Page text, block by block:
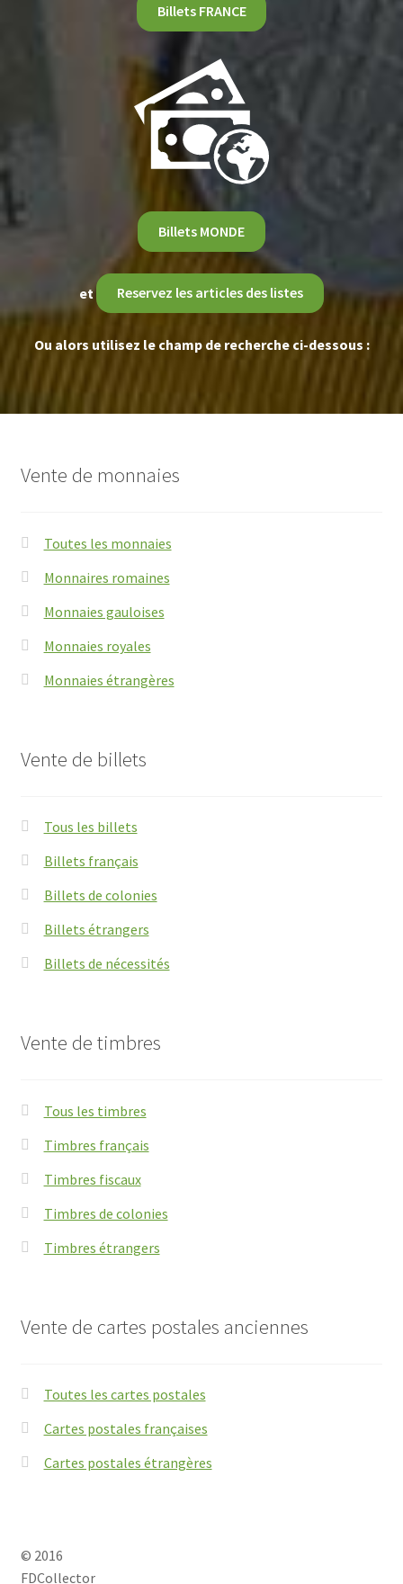
Billets FRANCE
Billets MONDE
et Reservez les articles des listes
Ou alors utilisez le champ de recherche ci-dessous :
Vente de monnaies
Toutes les monnaies
Monnaires romaines
Monnaies gauloises
Monnaies royales
Monnaies étrangères
Vente de billets
Tous les billets
Billets français
Billets de colonies
Billets étrangers
Billets de nécessités
Vente de timbres
Tous les timbres
Timbres français
Timbres fiscaux
Timbres de colonies
Timbres étrangers
Vente de cartes postales anciennes
Toutes les cartes postales
Cartes postales françaises
Cartes postales étrangères
© 2016
FDCollector